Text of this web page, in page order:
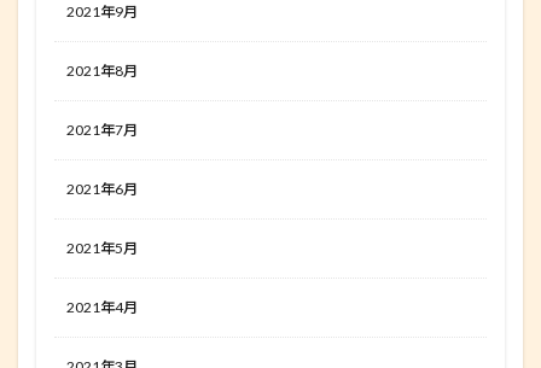
2021年9月
2021年8月
2021年7月
2021年6月
2021年5月
2021年4月